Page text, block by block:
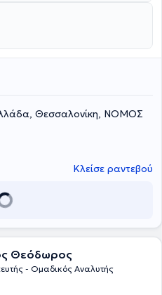
αναγκών, κάθε ανθρώπου που
Θεσσαλονίκη, ΝΟΜΟΣ
Κλείσε ραντεβού
Θεόδωρος
- Ομαδικός Αναλυτής